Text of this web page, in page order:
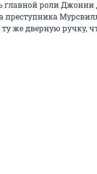
главной роли Джонни
преступника
же дверную ручку,